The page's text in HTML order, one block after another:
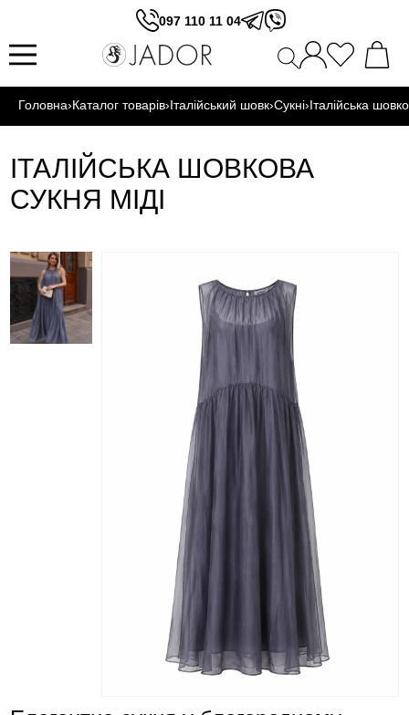
097 110 11 04
Головна›Каталог товарів›Італійський шовк›Сукні›Італійська
ІТАЛІЙСЬКА ШОВКОВА
СУКНЯ МІДІ